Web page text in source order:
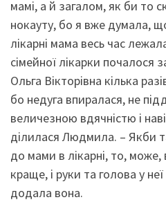
мамі, а й загалом, як би то
нокауту, бо я вже думала,
лікарні мама весь час
сімейної лікарки почалося
Ольга Вікторівна кілька
бо недуга впиралася, не
величезною вдячністю і
ділилася Людмила. – Якби
до мами в лікарні, то,
краще, і руки та голова у
додала вона.